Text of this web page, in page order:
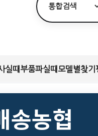
실때 부품파실때 모델별찾기
송농협